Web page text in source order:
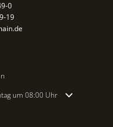
0
19
auszublenden
um 08:00 Uhr